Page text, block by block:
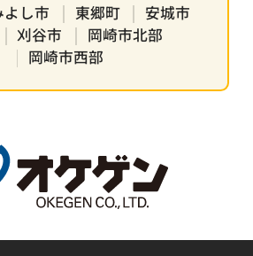
よし市 東郷町
安城市
刈谷市
岡崎市北部
岡崎市西部